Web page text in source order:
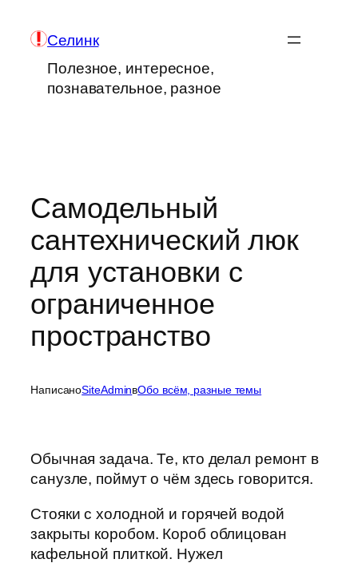
Селинк
Полезное, интересное,
познавательное, разное
Самодельный
сантехнический люк
для установки с
ограниченное
пространство
НаписаноSiteAdminвОбо всём, разные темы
Обычная задача. Те, кто делал ремонт в
санузле, поймут о чём здесь говорится.
Стояки с холодной и горячей водой
закрыты коробом. Короб облицован
кафельной плиткой. Нужел